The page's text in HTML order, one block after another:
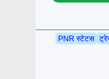
PNR स्टेटस